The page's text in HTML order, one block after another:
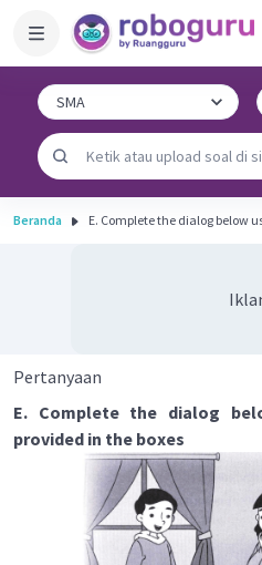
Beranda E. Complete the dialog below
Pertanyaan
E. Complete the dialog
provided in the boxes